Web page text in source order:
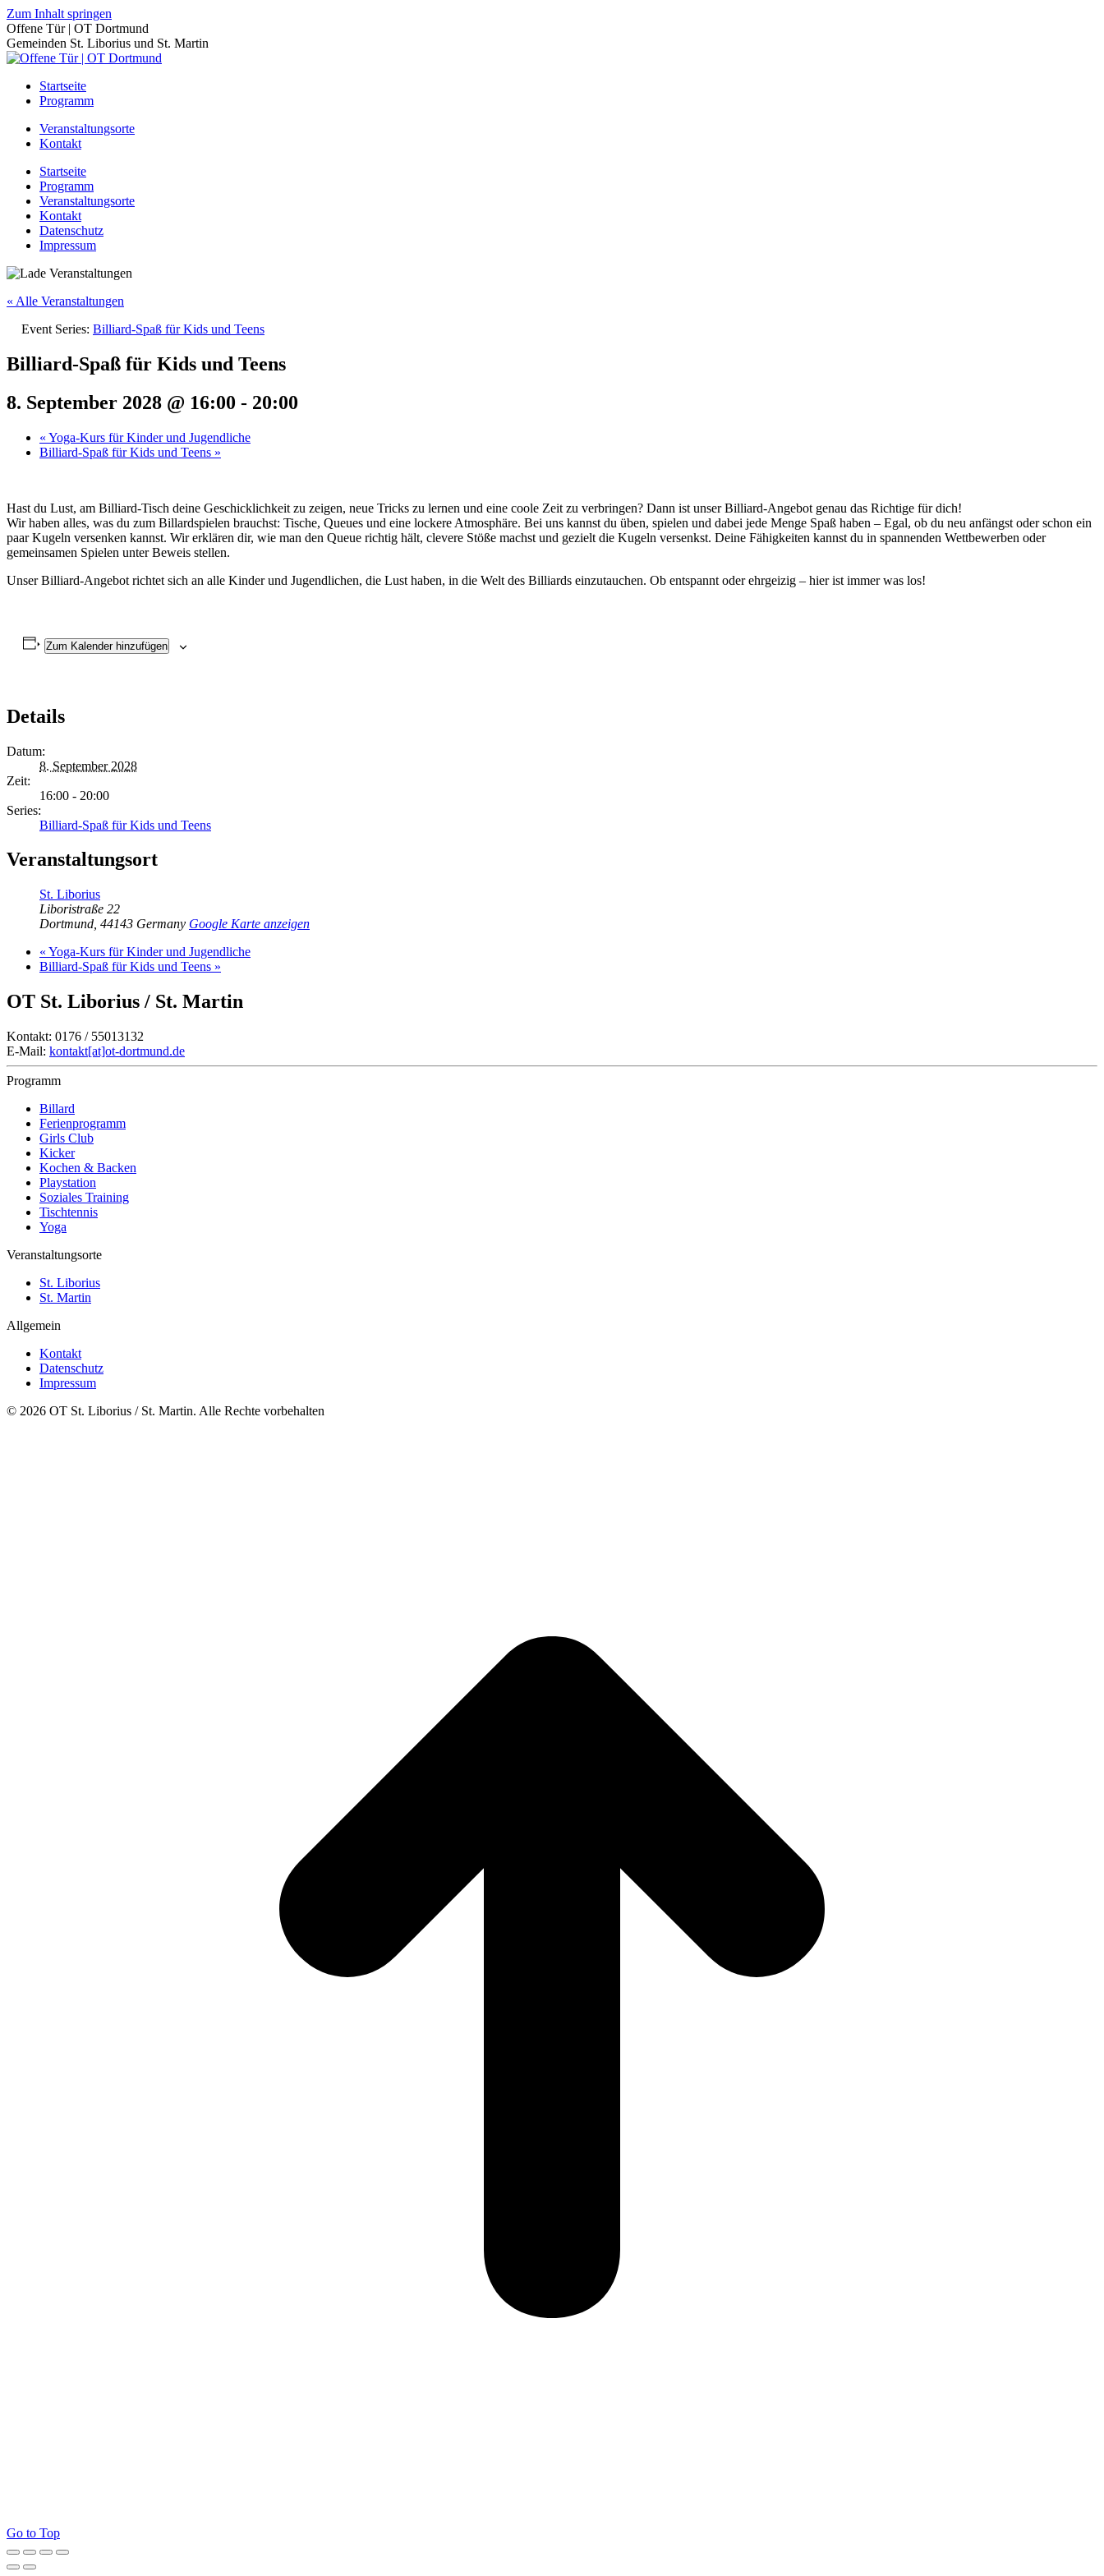
Zum Inhalt springen
Offene Tür | OT Dortmund
Gemeinden St. Liborius und St. Martin
Startseite
Programm
Veranstaltungsorte
Kontakt
Startseite
Programm
Veranstaltungsorte
Kontakt
Datenschutz
Impressum
« Alle Veranstaltungen
Event Series: Billiard-Spaß für Kids und Teens
Billiard-Spaß für Kids und Teens
8. September 2028 @ 16:00 - 20:00
« Yoga-Kurs für Kinder und Jugendliche
Billiard-Spaß für Kids und Teens »
Hast du Lust, am Billiard-Tisch deine Geschicklichkeit zu zeigen, neue Tricks zu lernen und eine coole Zeit zu verbringen? Dann ist unser Billiard-Angebot genau das Richtige für dich!
Wir haben alles, was du zum Billardspielen brauchst: Tische, Queues und eine lockere Atmosphäre. Bei uns kannst du üben, spielen und dabei jede Menge Spaß haben – Egal, ob du neu anfängst oder schon ein
paar Kugeln versenken kannst. Wir erklären dir, wie man den Queue richtig hält, clevere Stöße machst und gezielt die Kugeln versenkst. Deine Fähigkeiten kannst du in spannenden Wettbewerben oder
gemeinsamen Spielen unter Beweis stellen.
Unser Billiard-Angebot richtet sich an alle Kinder und Jugendlichen, die Lust haben, in die Welt des Billiards einzutauchen. Ob entspannt oder ehrgeizig – hier ist immer was los!
Zum Kalender hinzufügen
Details
Datum:
8. September 2028
Zeit:
16:00 - 20:00
Series:
Billiard-Spaß für Kids und Teens
Veranstaltungsort
St. Liborius
Liboristraße 22
Dortmund 44143 Germany Google Karte anzeigen
« Yoga-Kurs für Kinder und Jugendliche
Billiard-Spaß für Kids und Teens »
OT St. Liborius / St. Martin
Kontakt: 0176 / 55013132
E-Mail: kontakt[at]ot-dortmund.de
Programm
Billard
Ferienprogramm
Girls Club
Kicker
Kochen & Backen
Playstation
Soziales Training
Tischtennis
Yoga
Veranstaltungsorte
St. Liborius
St. Martin
Allgemein
Kontakt
Datenschutz
Impressum
© 2026 OT St. Liborius / St. Martin. Alle Rechte vorbehalten
Go to Top